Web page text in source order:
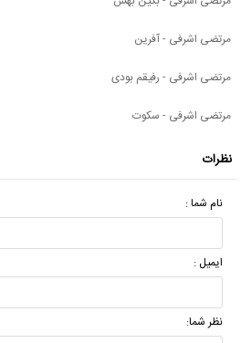
مرتضی اشرفی - آفرین
مرتضی اشرفی - رفیقم بودی
مرتضی اشرفی - سکوت
نظرات
نام شما :
ایمیل :
نظر شما: